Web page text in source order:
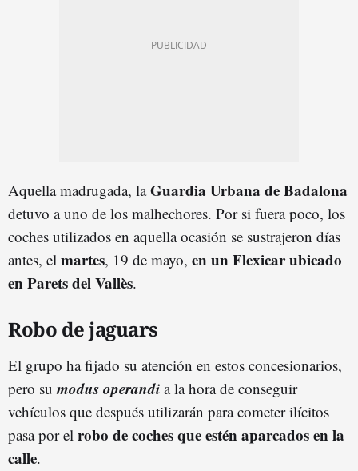
Aquella madrugada, laGuardia Urbana de Badalona
detuvo a uno de los malhechores. Por si fuera poco, los
coches utilizados en aquella ocasión se sustrajeron días
antes, el martes, 19 de mayo, en un Flexicar ubicado
en Parets del Vallès.
Robo de jaguars
El grupo ha fijado su atención en estos concesionarios,
pero sumodus operandi a la hora de conseguir
vehículos que después utilizarán para cometer ilícitos
pasa por el robo de coches que estén aparcados en la
calle.